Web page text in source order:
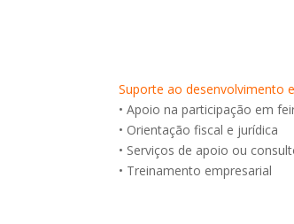
Suporte ao desenvolvimento
• Apoio na participação em
• Orientação fiscal e jurídica
• Serviços de apoio ou
• Treinamento empresarial